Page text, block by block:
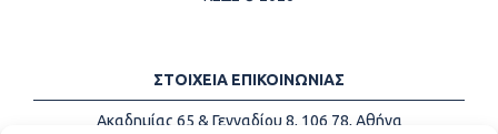
ΣΤΟΙΧΕΙΑ ΕΠΙΚΟΙΝΩΝΙΑΣ
Ακαδημίας 65 & Γενναδίου 8, 106 78, Αθήνα